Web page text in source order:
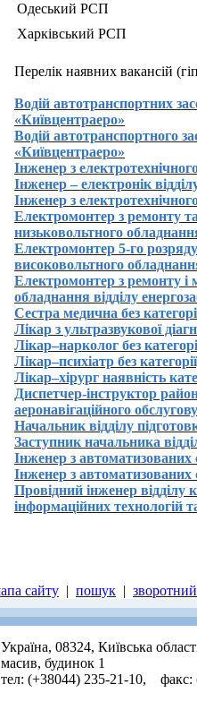
Одеський РСП
Харківський РСП
Перелік наявних вакансій
Водій автотранспортних
«Київцентраеро»
Водій автотранспортного
«Київцентраеро»
Інженер з
Інженер – електронік
Інженер з
Електромонтер з ремонту
низьковольтного
Електромонтер 5-го
високовольтного
Електромонтер з ремонту і
обладнання відділу
Cестра медична без
Лікар з ультразвукової
Лікар–нарколог без
Лікар–психіатр без
Лікар–хірург наявність
Диспетчер-інструктор
аеронавігаційного
Начальник відділу
Заступник начальника
Інженер з
Інженер з
Провідний інженер
інформаційних технологій
сайту | пошук |
Україна, 08324, Київська
масив, будинок 1
тел: (+38044) 235-21-10, факс: